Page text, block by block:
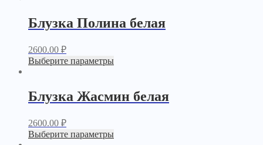
Блузка Полина белая
2600.00 ₽
Выберите параметры
Блузка Жасмин белая
2600.00 ₽
Выберите параметры